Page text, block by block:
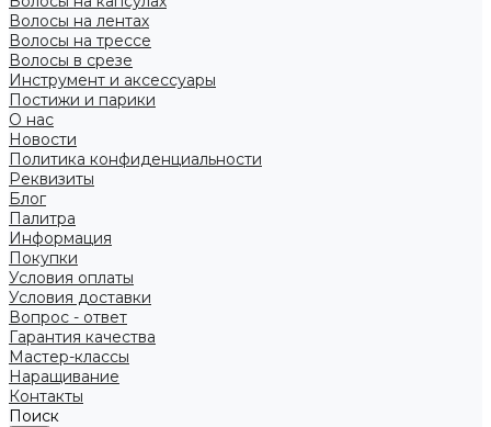
Волосы на лентах
Волосы на трессе
Волосы в срезе
Инструмент и аксессуары
Постижи и парики
О нас
Новости
Политика конфиденциальности
Реквизиты
Блог
Палитра
Информация
Покупки
Условия оплаты
Условия доставки
Вопрос - ответ
Гарантия качества
Мастер-классы
Наращивание
Контакты
Поиск